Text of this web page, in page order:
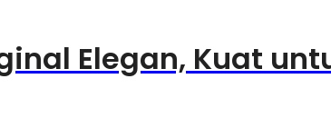
Elegan, Kuat